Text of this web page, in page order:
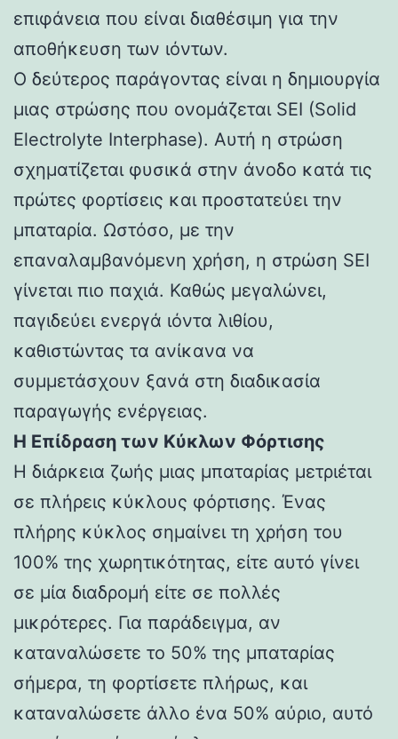
επιφάνεια που είναι διαθέσιμη για την
αποθήκευση των ιόντων.
Ο δεύτερος παράγοντας είναι η δημιουργία
μιας στρώσης που ονομάζεται SEI (Solid
Electrolyte Interphase). Αυτή η στρώση
σχηματίζεται φυσικά στην άνοδο κατά τις
πρώτες φορτίσεις και προστατεύει την
μπαταρία. Ωστόσο, με την
επαναλαμβανόμενη χρήση, η στρώση SEI
γίνεται πιο παχιά. Καθώς μεγαλώνει,
παγιδεύει ενεργά ιόντα λιθίου,
καθιστώντας τα ανίκανα να
συμμετάσχουν ξανά στη διαδικασία
παραγωγής ενέργειας.
Η Επίδραση των Κύκλων Φόρτισης
Η διάρκεια ζωής μιας μπαταρίας μετριέται
σε πλήρεις κύκλους φόρτισης. Ένας
πλήρης κύκλος σημαίνει τη χρήση του
100% της χωρητικότητας, είτε αυτό γίνει
σε μία διαδρομή είτε σε πολλές
μικρότερες. Για παράδειγμα, αν
καταναλώσετε το 50% της μπαταρίας
σήμερα, τη φορτίσετε πλήρως, και
καταναλώσετε άλλο ένα 50% αύριο, αυτό